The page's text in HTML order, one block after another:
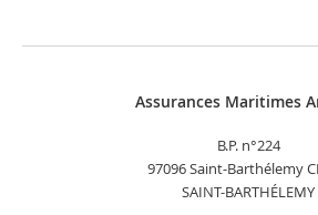
Assurances Maritimes
B.P. n°224
97096 Saint-Barthélemy
SAINT-BARTHÉLEMY